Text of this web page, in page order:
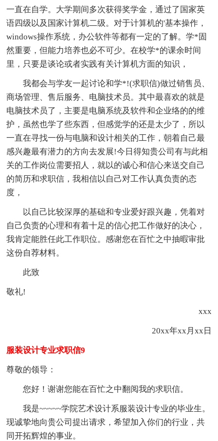
一直在自学。大学期间多次获得奖学金，通过了国家英
语四级以及国家计算机二级。对于计算机的'基本操作，
windows操作系统，办公软件等都有一定的了解。学*固
然重要，但能力培养也必不可少。在校学*的课余时间
里，只要是谈论或者实践有关计算机方面的知识，
我都会与学友一起讨论和学*!(求职信)做过销售员、
商场管理、售后服务、电脑技术员。其中最喜欢的就是
电脑技术员了，主要是电脑系统及软件和企业络的的维
护，虽然也学了些东西，但感觉学的还是太少了，所以
一直在寻找一份与电脑和设计相关的工作，朝着自己最
感兴趣最有潜力的方向去发展!今日得知贵公司有与此相
关的工作岗位需要招人，就以的诚心和信心来送交自己
的简历和求职信，我相信以自己对工作认真负责的态
度，
以自己比较深厚的基础和专业爱好跟兴趣，凭着对
自己负责的心理和有着十足的信心把工作做好的决心，
我肯定能胜任此工作职位。感谢您在百忙之中抽暇审批
这份自荐材料。
此致
敬礼!
xxx
20xx年xx月xx日
服装设计专业求职信9
尊敬的领导：
您好！谢谢您能在百忙之中翻阅我的求职信。
我是~~~~~学院艺术设计系服装设计专业的毕业生。
现诚挚地向贵公司提出请求，希望加入你们的行业，共
同开拓辉煌的事业。